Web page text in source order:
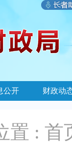
公开 财政动
置 : 首